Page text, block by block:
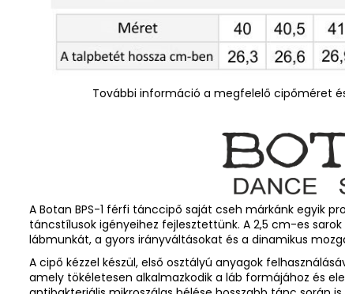
További információ a megfelelő cipőméret
A Botan BPS-1 férfi tánccipő saját cseh márkánk egyik
táncstílusok igényeihez fejlesztettünk. A 2,5 cm-es
lábmunkát, a gyors irányváltásokat és a dinamikus
A cipő kézzel készül, első osztályú anyagok
amely tökéletesen alkalmazkodik a láb formájához és